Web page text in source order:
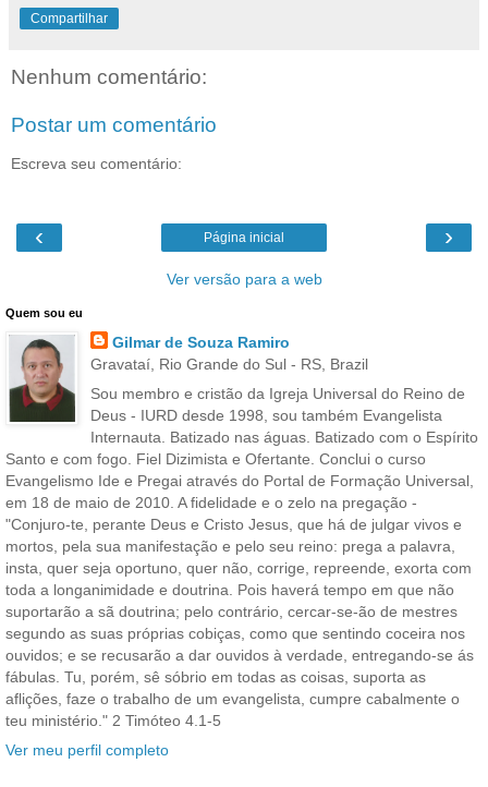
Compartilhar
Nenhum comentário:
Postar um comentário
Escreva seu comentário:
‹ ›
Página inicial
Ver versão para a web
Quem sou eu
Gilmar de Souza Ramiro
Gravataí, Rio Grande do Sul - RS, Brazil
Sou membro e cristão da Igreja Universal do Reino de
Deus - IURD desde 1998, sou também Evangelista
Internauta. Batizado nas águas. Batizado com o Espírito
Santo e com fogo. Fiel Dizimista e Ofertante. Conclui o curso
Evangelismo Ide e Pregai através do Portal de Formação Universal,
em 18 de maio de 2010. A fidelidade e o zelo na pregação -
"Conjuro-te, perante Deus e Cristo Jesus, que há de julgar vivos e
mortos, pela sua manifestação e pelo seu reino: prega a palavra,
insta, quer seja oportuno, quer não, corrige, repreende, exorta com
toda a longanimidade e doutrina. Pois haverá tempo em que não
suportarão a sã doutrina; pelo contrário, cercar-se-ão de mestres
segundo as suas próprias cobiças, como que sentindo coceira nos
ouvidos; e se recusarão a dar ouvidos à verdade, entregando-se ás
fábulas. Tu, porém, sê sóbrio em todas as coisas, suporta as
aflições, faze o trabalho de um evangelista, cumpre cabalmente o
teu ministério." 2 Timóteo 4.1-5
Ver meu perfil completo